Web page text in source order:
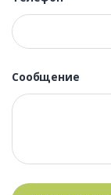
Сообщение